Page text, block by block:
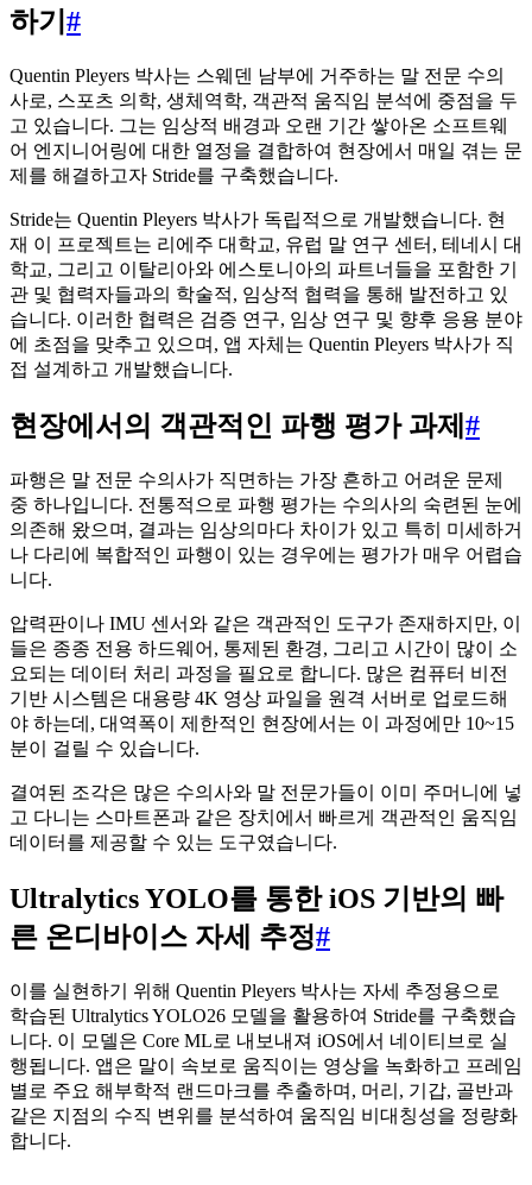
하기 #
Quentin Pleyers 박사는 스웨덴 남부에 거주하는 말 전문 수의
사로, 스포츠 의학, 생체역학, 객관적 움직임 분석에 중점을 두
고 있습니다. 그는 임상적 배경과 오랜 기간 쌓아온 소프트웨
어 엔지니어링에 대한 열정을 결합하여 현장에서 매일 겪는 문
제를 해결하고자 Stride를 구축했습니다.
Stride는 Quentin Pleyers 박사가 독립적으로 개발했습니다. 현
재 이 프로젝트는 리에주 대학교, 유럽 말 연구 센터, 테네시 대
학교, 그리고 이탈리아와 에스토니아의 파트너들을 포함한 기
관 및 협력자들과의 학술적, 임상적 협력을 통해 발전하고 있
습니다. 이러한 협력은 검증 연구, 임상 연구 및 향후 응용 분야
에 초점을 맞추고 있으며, 앱 자체는 Quentin Pleyers 박사가 직
접 설계하고 개발했습니다.
현장에서의 객관적인 파행 평가 과제 #
파행은 말 전문 수의사가 직면하는 가장 흔하고 어려운 문제
중 하나입니다. 전통적으로 파행 평가는 수의사의 숙련된 눈에
의존해 왔으며, 결과는 임상의마다 차이가 있고 특히 미세하거
나 다리에 복합적인 파행이 있는 경우에는 평가가 매우 어렵습
니다.
압력판이나 IMU 센서와 같은 객관적인 도구가 존재하지만, 이
들은 종종 전용 하드웨어, 통제된 환경, 그리고 시간이 많이 소
요되는 데이터 처리 과정을 필요로 합니다. 많은 컴퓨터 비전
기반 시스템은 대용량 4K 영상 파일을 원격 서버로 업로드해
야 하는데, 대역폭이 제한적인 현장에서는 이 과정에만 10~15
분이 걸릴 수 있습니다.
결여된 조각은 많은 수의사와 말 전문가들이 이미 주머니에 넣
고 다니는 스마트폰과 같은 장치에서 빠르게 객관적인 움직임
데이터를 제공할 수 있는 도구였습니다.
Ultralytics YOLO를 통한 iOS 기반의 빠
른 온디바이스 자세 추정#
이를 실현하기 위해 Quentin Pleyers 박사는 자세 추정용으로
학습된 Ultralytics YOLO26 모델을 활용하여 Stride를 구축했습
니다. 이 모델은 Core ML로 내보내져 iOS에서 네이티브로 실
행됩니다. 앱은 말이 속보로 움직이는 영상을 녹화하고 프레임
별로 주요 해부학적 랜드마크를 추출하며, 머리, 기갑, 골반과
같은 지점의 수직 변위를 분석하여 움직임 비대칭성을 정량화
합니다.